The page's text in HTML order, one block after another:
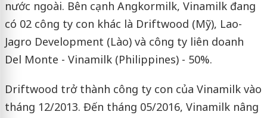
nước ngoài. Bên cạnh Angkormilk, Vinamilk đang
có 02 công ty con khác là Driftwood (Mỹ), Lao-
Jagro Development (Lào) và công ty liên doanh
Del Monte - Vinamilk (Philippines) - 50%.
Driftwood trở thành công ty con của Vinamilk vào
tháng 12/2013. Đến tháng 05/2016, Vinamilk nâng